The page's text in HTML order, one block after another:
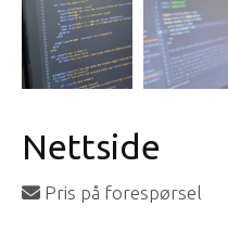
Nettside
Pris på forespørsel